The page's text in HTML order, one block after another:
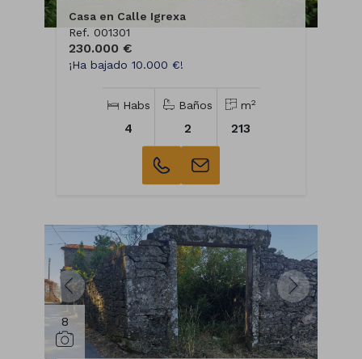
Casa en Calle Igrexa
Ref. 001301
230.000 €
¡Ha bajado 10.000 €!
Habs
4
Baños
2
m2
213
8